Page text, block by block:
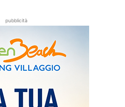
pubblicità